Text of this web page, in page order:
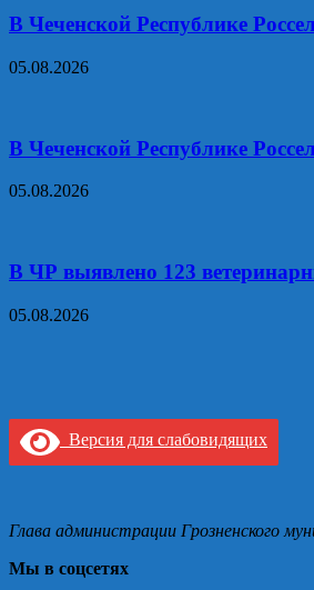
В Чеченской Республике
05.08.2026
В Чеченской Республике
05.08.2026
В ЧР выявлено 123
05.08.2026
Версия для слабовидящих
Глава администрации Грозненского
Мы в соцсетях